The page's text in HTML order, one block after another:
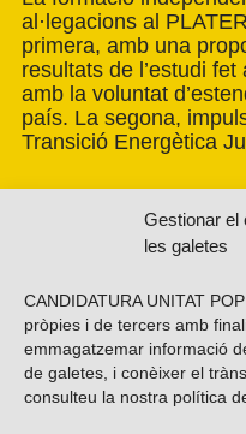
Gestionar el
les galetes
CANDIDATURA UNITAT
pròpies i de tercers amb
emmagatzemar informació
de galetes, i conèixer el
consulteu la nostra política
al·legacions al
primera, amb una
resultats de l’estudi
amb la voluntat
país. La segona,
Transició Energètica